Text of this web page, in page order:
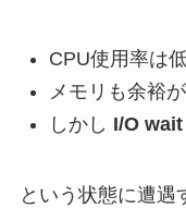
CPU使用率は
メモリも余裕
しかし I/O
という状態に遭遇